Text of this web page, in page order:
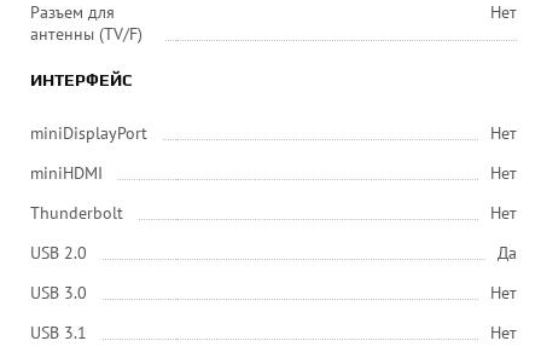
Разъем для
антенны (TV/F)
Нет
ИНТЕРФЕЙС
miniDisplayPort
Нет
miniHDMI
Нет
Thunderbolt
Нет
USB 2.0
Да
USB 3.0
Нет
USB 3.1
Нет